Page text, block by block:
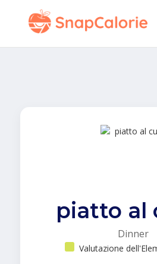
piatto al
Dinner
Valutazione